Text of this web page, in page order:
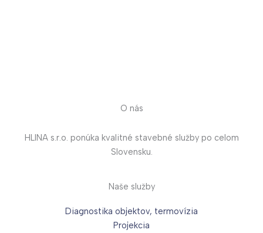
O nás
HLINA s.r.o. ponúka kvalitné stavebné služby po celom
Slovensku.
Naše služby
Diagnostika objektov, termovízia
Projekcia